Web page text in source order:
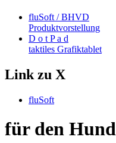
fluSoft / BHVD
Produktvorstellung
D o t P a d
taktiles Grafiktablet
Link zu X
fluSoft
für den Hund